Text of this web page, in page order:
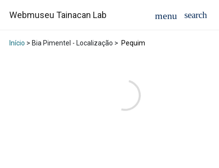
Webmuseu Tainacan Lab
Início > Bia Pimentel - Localização > Pequim